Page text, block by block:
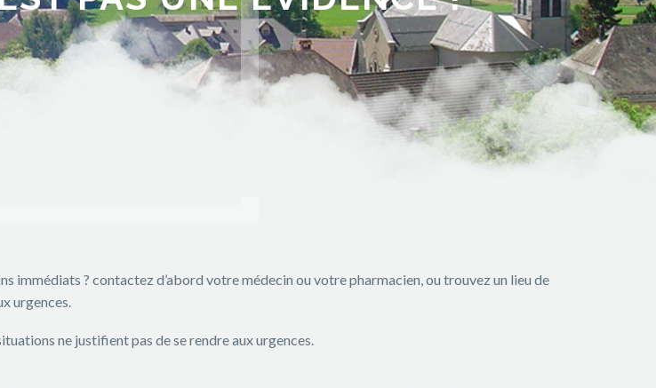
immédiats ? contactez d’abord votre médecin ou votre pharmacien, ou trouvez un lieu de
urgences.
ne justifient pas de se rendre aux urgences.